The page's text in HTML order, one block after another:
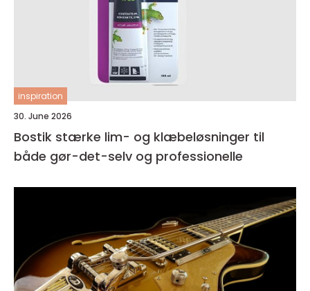
inspiration
30. June 2026
Bostik stærke lim- og klæbeløsninger til
både gør-det-selv og professionelle